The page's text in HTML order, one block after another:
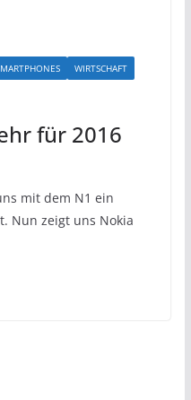
WIRTSCHAFT
für 2016
mit dem N1 ein
Nun zeigt uns Nokia